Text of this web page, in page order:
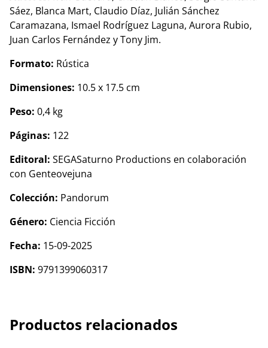
Sáez, Blanca Mart, Claudio Díaz, Julián Sánchez
Caramazana, Ismael Rodríguez Laguna, Aurora Rubio,
Juan Carlos Fernández y Tony Jim.
Formato: Rústica
Dimensiones: 10.5 x 17.5 cm
Peso: 0,4 kg
Páginas: 122
Editoral: SEGASaturno Productions en colaboración
con Genteovejuna
Colección: Pandorum
Género: Ciencia Ficción
Fecha: 15-09-2025
ISBN: 9791399060317
Productos relacionados